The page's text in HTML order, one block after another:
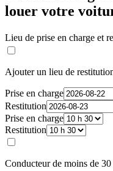
louer votre
Lieu de prise en charge et
Ajouter un lieu de
Prise en charge
Restitution
Prise en charge
Restitution
Conducteur de moins de